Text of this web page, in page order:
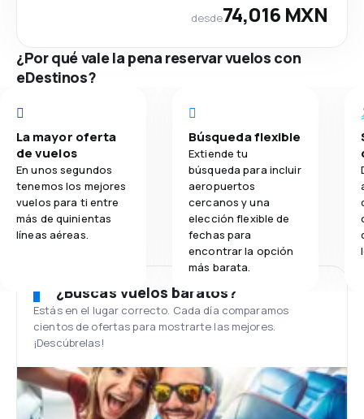
desde74,016 MXN
¿Por qué vale la pena reservar vuelos con
eDestinos?
La mayor oferta
de vuelos
En unos segundos
tenemos los mejores
vuelos para ti entre
más de quinientas
líneas aéreas.
Búsqueda flexible
Extiende tu
búsqueda para incluir
aeropuertos
cercanos y una
elección flexible de
fechas para
encontrar la opción
más barata.
¿Buscas vuelos baratos?
Estás en el lugar correcto. Cada día comparamos
cientos de ofertas para mostrarte las mejores.
¡Descúbrelas!